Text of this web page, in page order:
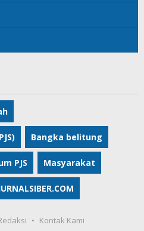
Bangka belitung
PJS Masyarakat
Kontak Kami